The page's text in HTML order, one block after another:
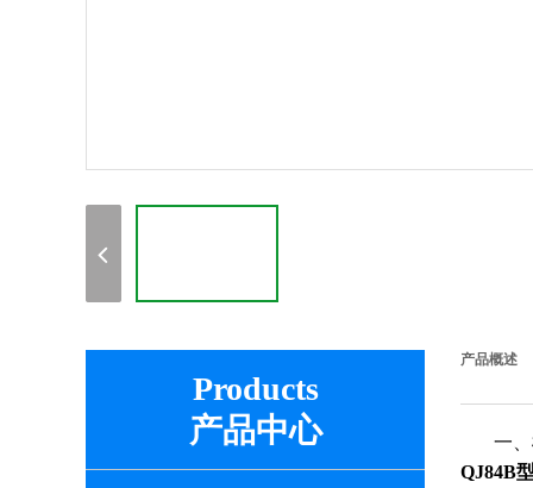
Products
产品中心
产品概述
一
QJ84B